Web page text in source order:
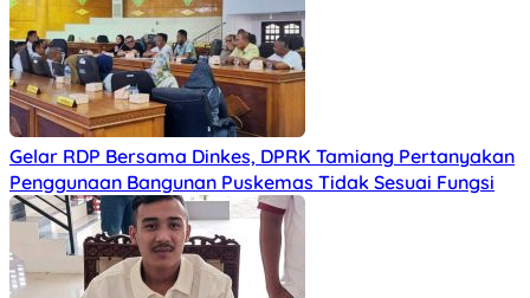
Gelar RDP Bersama Dinkes, DPRK Tamiang Pertanyakan
Penggunaan Bangunan Puskemas Tidak Sesuai Fungsi